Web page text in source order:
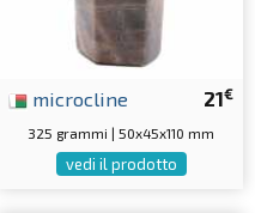
21€
microcline
325 grammi | 50x45x110 mm
vedi il prodotto